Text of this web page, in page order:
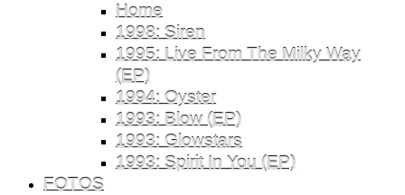
Home
1998: Siren
1995: Live From The Milky Way
(EP)
1994: Oyster
1993: Blow (EP)
1993: Glowstars
1993: Spirit In You (EP)
FOTOS